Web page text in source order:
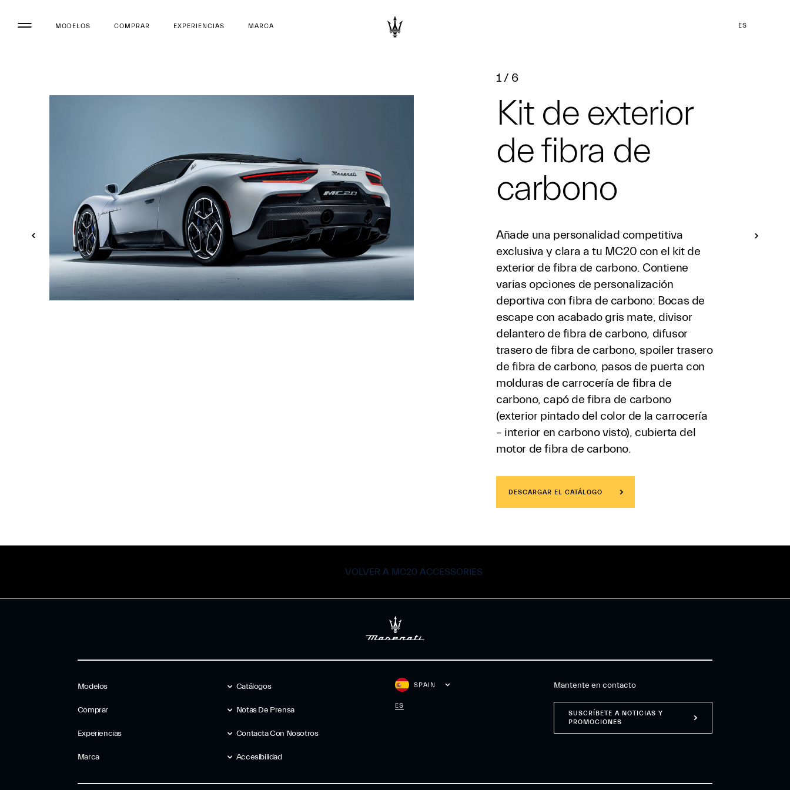
MODELOS COMPRAR EXPERIENCIAS MARCA ES
1 / 6
Kit de exterior
de fibra de
carbono
Añade una personalidad competitiva
exclusiva y clara a tu MC20 con el kit de
exterior de fibra de carbono. Contiene
varias opciones de personalización
deportiva con fibra de carbono: Bocas de
escape con acabado gris mate, divisor
delantero de fibra de carbono, difusor
trasero de fibra de carbono, spoiler trasero
de fibra de carbono, pasos de puerta con
molduras de carrocería de fibra de
carbono, capó de fibra de carbono
(exterior pintado del color de la carrocería
– interior en carbono visto), cubierta del
motor de fibra de carbono.
DESCARGAR EL CATÁLOGO
VOLVER A MC20 ACCESSORIES
Modelos
Comprar
Experiencias
Marca
Catálogos
Notas De Prensa
Contacta Con Nosotros
Accesibilidad
SPAIN
ES
Mantente en contacto
SUSCRÍBETE A NOTICIAS Y
PROMOCIONES